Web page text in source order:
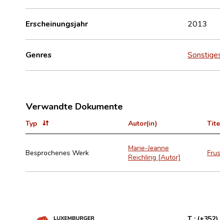
Erscheinungsjahr 2013
Genres
Verwandte Dokumente
Typ Autor(in)
Besprochenes Werk
Marie-Jeanne
Reichling [Autor]